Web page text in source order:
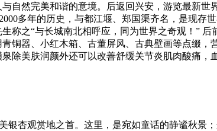
自然完美和谐的意境。后返回兴安，游览最新世
多年的历史，与都江堰、郑国渠齐名，是现存
称之“与长城南北相呼应，同为世界之奇观！” 后
铜器、小红木箱、古董屏风、古典壁画等点缀，
泉除美肤润颜外还可以改善舒缓关节炎肌肉酸痛，
银杏观赏地之首。这里，是宛如童话的静谧秋景